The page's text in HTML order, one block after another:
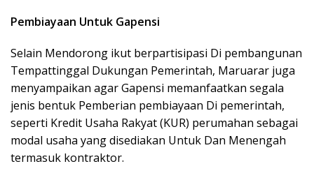
Pembiayaan Untuk Gapensi
Selain Mendorong ikut berpartisipasi Di pembangunan
Tempattinggal Dukungan Pemerintah, Maruarar juga
menyampaikan agar Gapensi memanfaatkan segala
jenis bentuk Pemberian pembiayaan Di pemerintah,
seperti Kredit Usaha Rakyat (KUR) perumahan sebagai
modal usaha yang disediakan Untuk Dan Menengah
termasuk kontraktor.